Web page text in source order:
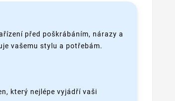
před poškrábáním, nárazy a
vašemu stylu a potřebám.
který nejlépe vyjádří vaši